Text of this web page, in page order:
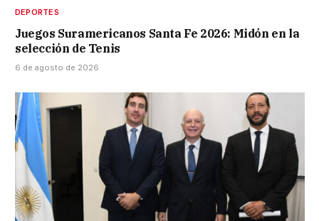
DEPORTES
Juegos Suramericanos Santa Fe 2026: Midón en la
selección de Tenis
6 de agosto de 2026